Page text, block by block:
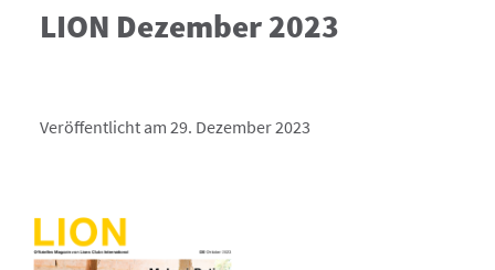
LION Dezember 2023
Veröffentlicht am 29. Dezember 2023